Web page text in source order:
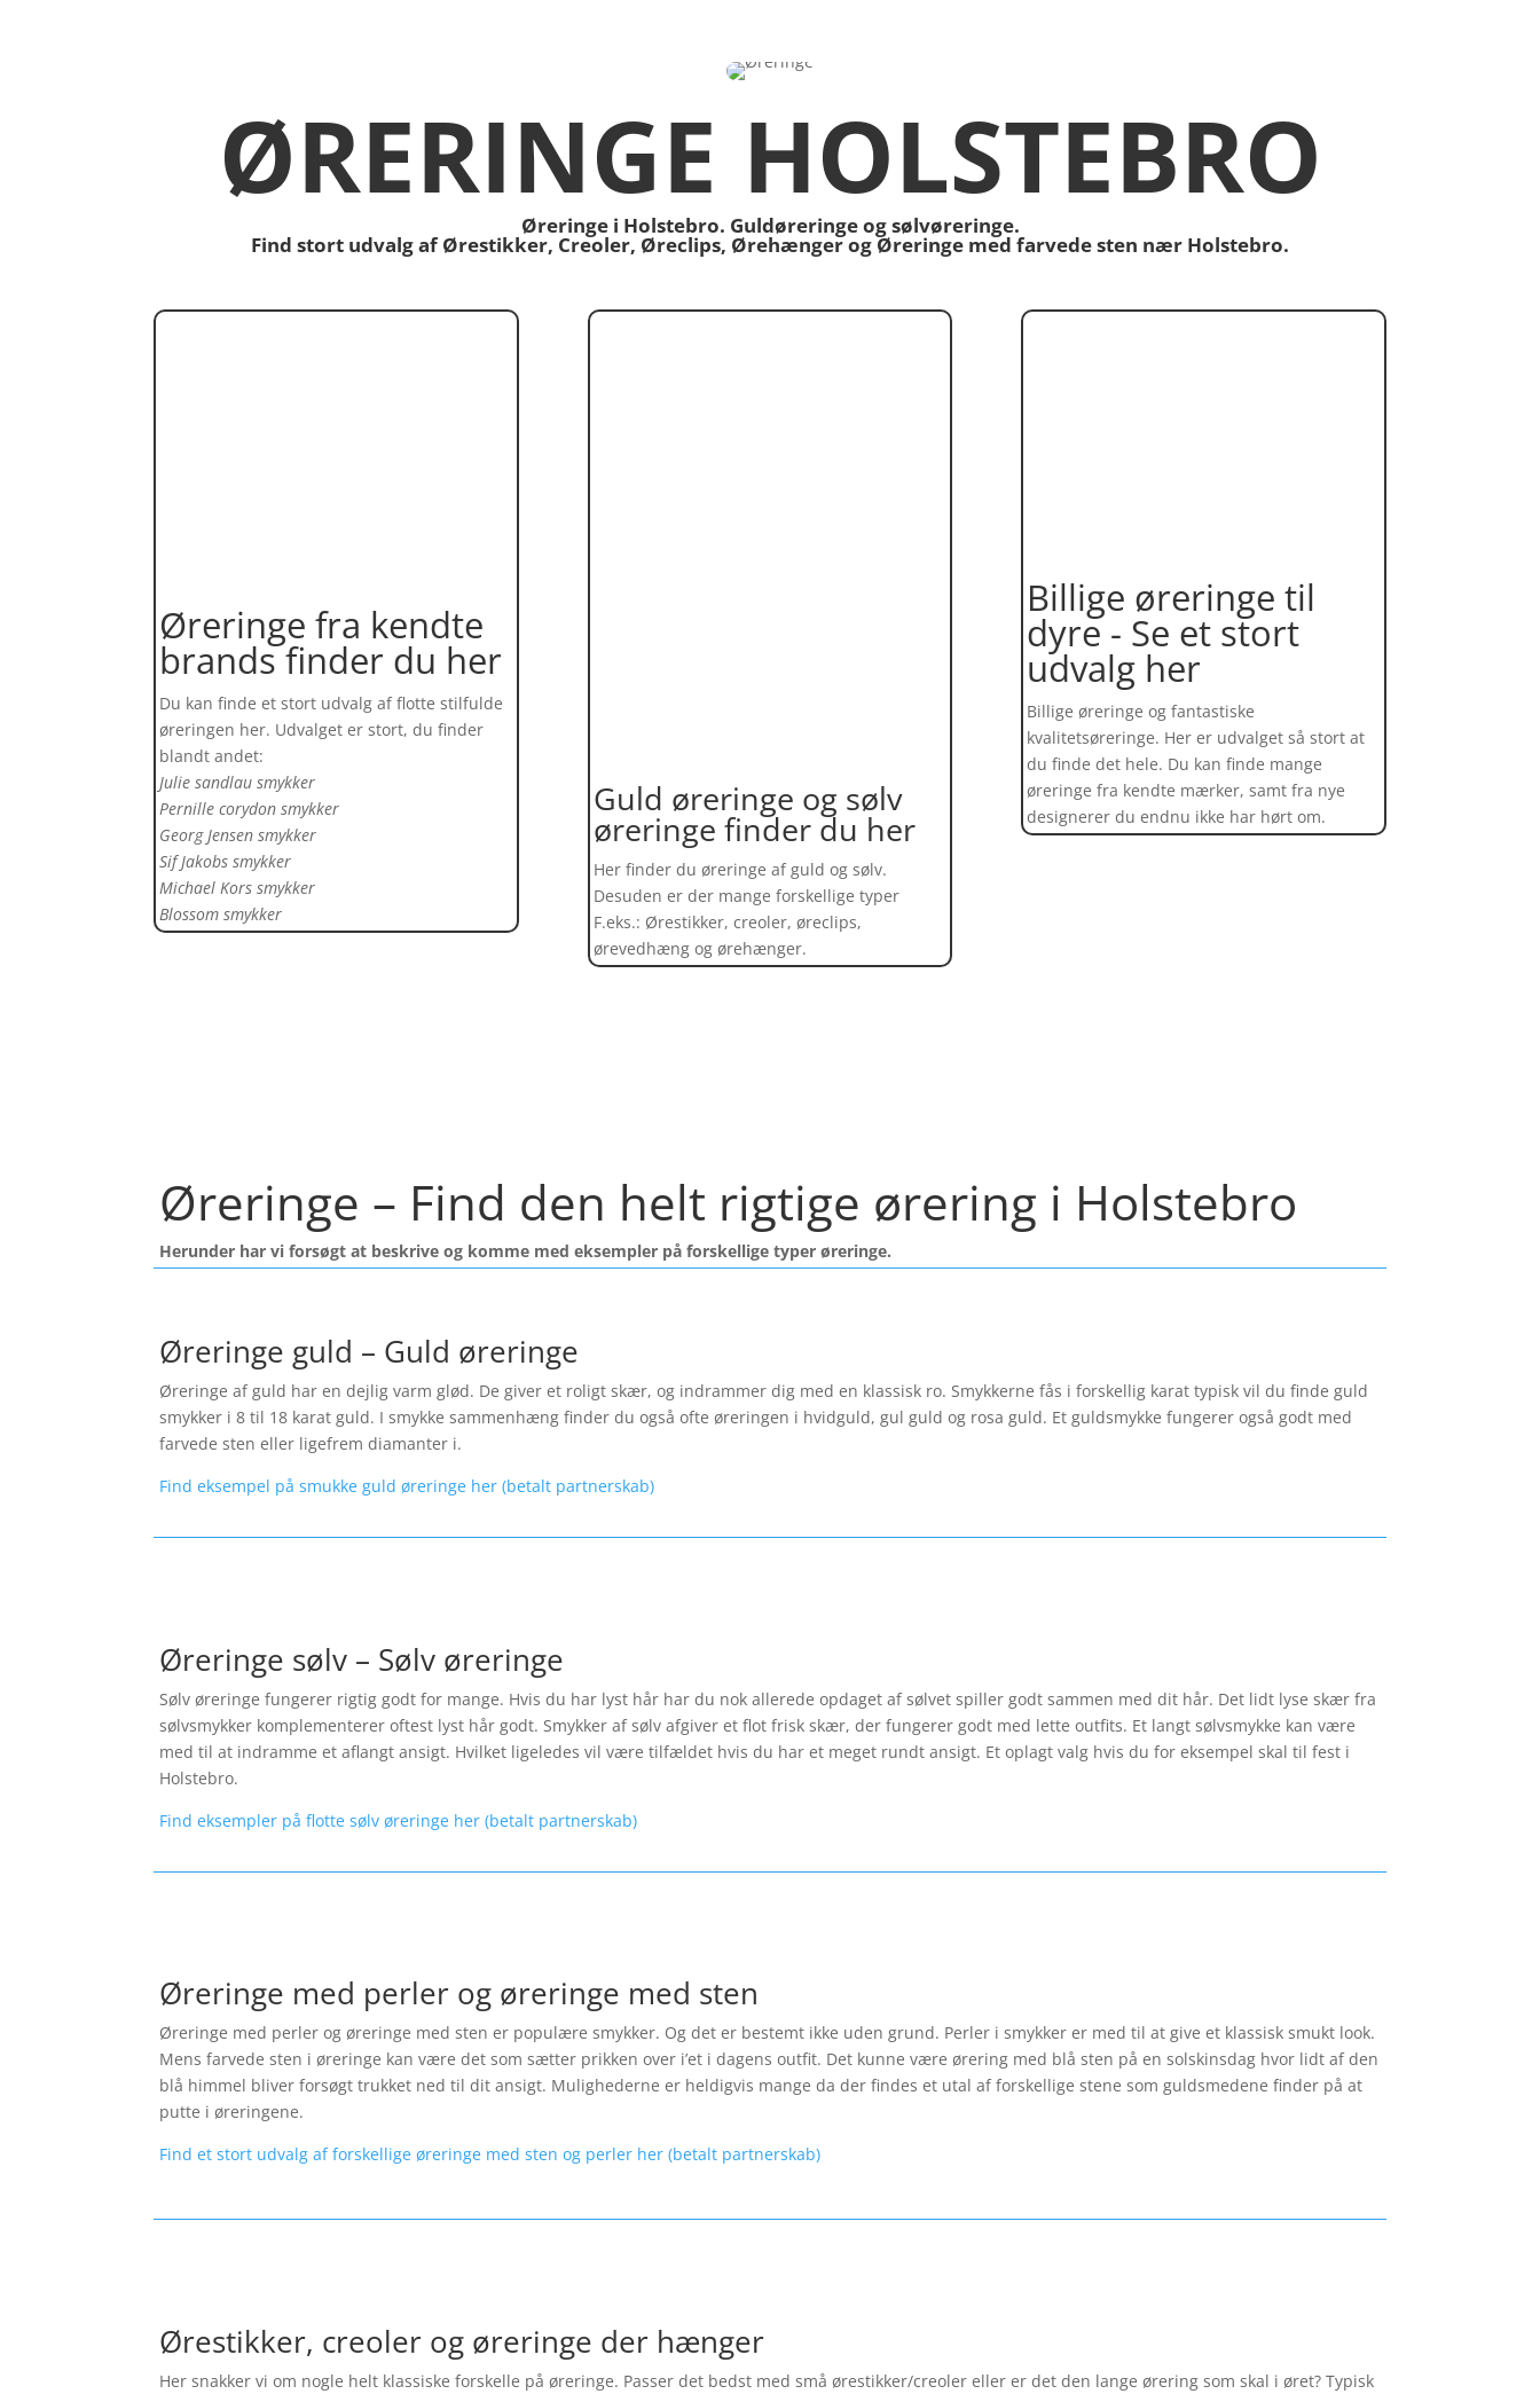
ØRERINGE HOLSTEBRO
Øreringe i Holstebro. Guldøreringe og sølvøreringe.
Find stort udvalg af Ørestikker, Creoler, Øreclips, Ørehænger og Øreringe med farvede sten nær Holstebro.
Øreringe fra kendte
brands finder du her
Du kan finde et stort udvalg af flotte stilfulde
øreringen her. Udvalget er stort, du finder
blandt andet:
Julie sandlau smykker
Pernille corydon smykker
Georg Jensen smykker
Sif Jakobs smykker
Michael Kors smykker
Blossom smykker
Guld øreringe og sølv
øreringe finder du her
Her finder du øreringe af guld og sølv.
Desuden er der mange forskellige typer
F.eks.: Ørestikker, creoler, øreclips,
ørevedhæng og ørehænger.
Billige øreringe til
dyre - Se et stort
udvalg her
Billige øreringe og fantastiske
kvalitetsøreringe. Her er udvalget så stort at
du finde det hele. Du kan finde mange
øreringe fra kendte mærker, samt fra nye
designerer du endnu ikke har hørt om.
Øreringe – Find den helt rigtige ørering i Holstebro
Herunder har vi forsøgt at beskrive og komme med eksempler på forskellige typer øreringe.
Øreringe guld – Guld øreringe
Øreringe af guld har en dejlig varm glød. De giver et roligt skær, og indrammer dig med en klassisk ro. Smykkerne fås i forskellig karat typisk vil du finde guld
smykker i 8 til 18 karat guld. I smykke sammenhæng finder du også ofte øreringen i hvidguld, gul guld og rosa guld. Et guldsmykke fungerer også godt med
farvede sten eller ligefrem diamanter i.
Find eksempel på smukke guld øreringe her (betalt partnerskab)
Øreringe sølv – Sølv øreringe
Sølv øreringe fungerer rigtig godt for mange. Hvis du har lyst hår har du nok allerede opdaget af sølvet spiller godt sammen med dit hår. Det lidt lyse skær fra
sølvsmykker komplementerer oftest lyst hår godt. Smykker af sølv afgiver et flot frisk skær, der fungerer godt med lette outfits. Et langt sølvsmykke kan være
med til at indramme et aflangt ansigt. Hvilket ligeledes vil være tilfældet hvis du har et meget rundt ansigt. Et oplagt valg hvis du for eksempel skal til fest i
Holstebro.
Find eksempler på flotte sølv øreringe her (betalt partnerskab)
Øreringe med perler og øreringe med sten
Øreringe med perler og øreringe med sten er populære smykker. Og det er bestemt ikke uden grund. Perler i smykker er med til at give et klassisk smukt look.
Mens farvede sten i øreringe kan være det som sætter prikken over i’et i dagens outfit. Det kunne være ørering med blå sten på en solskinsdag hvor lidt af den
blå himmel bliver forsøgt trukket ned til dit ansigt. Mulighederne er heldigvis mange da der findes et utal af forskellige stene som guldsmedene finder på at
putte i øreringene.
Find et stort udvalg af forskellige øreringe med sten og perler her (betalt partnerskab)
Ørestikker, creoler og øreringe der hænger
Her snakker vi om nogle helt klassiske forskelle på øreringe. Passer det bedst med små ørestikker/creoler eller er det den lange ørering som skal i øret? Typisk